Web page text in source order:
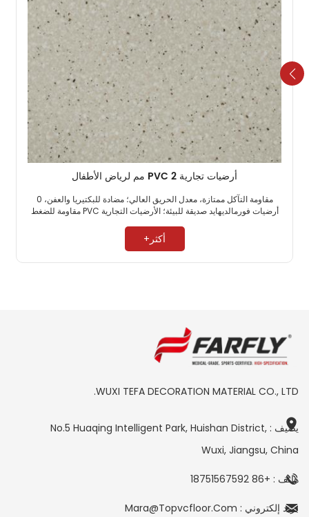
أرضيات تجارية PVC 2 مم لرياض الأطفال
مقاومة التآكل ممتازة، معدل الحريق العالي؛ مضادة للبكتيريا والعفن، 0
أرضيات فورمالديهايد صديقة للبيئة؛ الأرضيات التجارية PVC مقاومة للضغط
أكثر+
WUXI TEFA DECORATION MATERIAL CO., LTD.
يضيف : No.5 Huaqing Intelligent Park, Huishan District,
Wuxi, Jiangsu, China
هاتف : +86 18751567592
بريد إلكتروني : Mara@topvcfloor.com